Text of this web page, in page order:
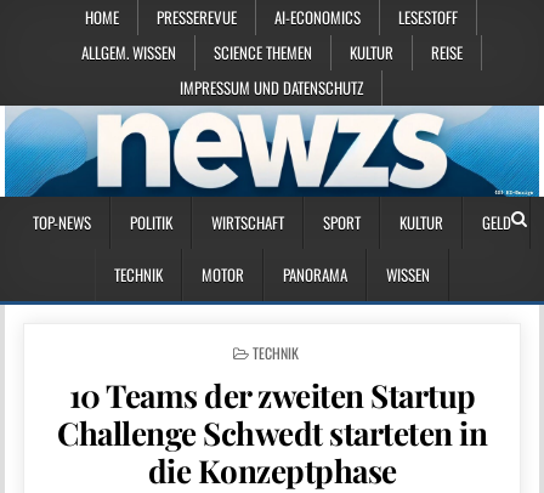
HOME PRESSEREVUE AI-ECONOMICS
LESESTOFF
ALLGEM. WISSEN
SCIENCE THEMEN KULTUR
REISE
IMPRESSUM UND DATENSCHUTZ
TOP-NEWS POLITIK WIRTSCHAFT SPORT KULTUR GELD
TECHNIK MOTOR PANORAMA WISSEN
POSTED IN
TECHNIK
10 Teams der zweiten Startup
Challenge Schwedt starteten in
die Konzeptphase